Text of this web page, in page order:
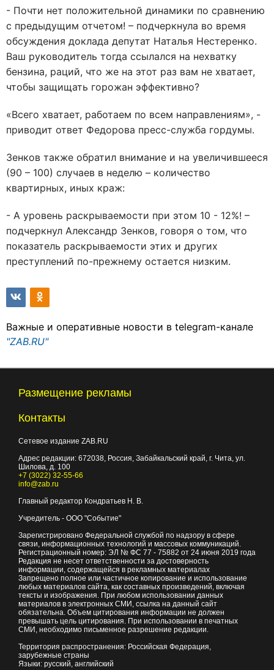
- Почти нет положительной динамики по сравнению
с предыдущим отчетом! – подчеркнула во время
обсуждения доклада депутат Наталья Нестеренко.
Ваш руководитель тогда ссылался на нехватку
бензина, раций, что же на этот раз вам не хватает,
чтобы защищать горожан эффективно?
«Всего хватает, работаем по всем направлениям», -
приводит ответ Федорова пресс-служба гордумы.
Зенков также обратил внимание и на увеличившееся
(90 – 100) случаев в неделю – количество
квартирных, иных краж:
- А уровень раскрываемости при этом 10 - 12%! –
подчеркнул Александр Зенков, говоря о том, что
показатель раскрываемости этих и других
преступлений по-прежнему остается низким.
Важные и оперативные новости в telegram-канале
"ZAB.RU"
Размещение рекламы
Контакты
Сетевое издание ZAB.RU
Адрес редакции: 672038, Россия, Забайкальский край, г. Чита, ул.
Шилова, д. 100
+7 (3022) 32-55-66
info@zab.ru
Главный редактор Кондратьев Н. В.
Учредитель - ООО "Событие"
Зарегистрировано Федеральной службой по надзору в сфере
связи, информационных технологий и массовых коммуникаций.
Регистрационный номер: ЭЛ № ФС 77 - 75882 от 24 июня 2019 года
Редакция не несет ответственности за достоверность
информации, содержащейся в рекламных материалах
Запрещено полное или частичное копирование и использование
любых материалов сайта, как составных произведений, включая
тексты и изображения. При любом использовании данных
материалов в электронных СМИ, ссылка на данный сайт
обязательна. Объем цитирования информации не должен
превышать цель цитирования. При использовании в печатных
СМИ, необходимо письменное разрешение редакции.
Территория распространения: Российская Федерация,
зарубежные страны
Языки: русский, английский